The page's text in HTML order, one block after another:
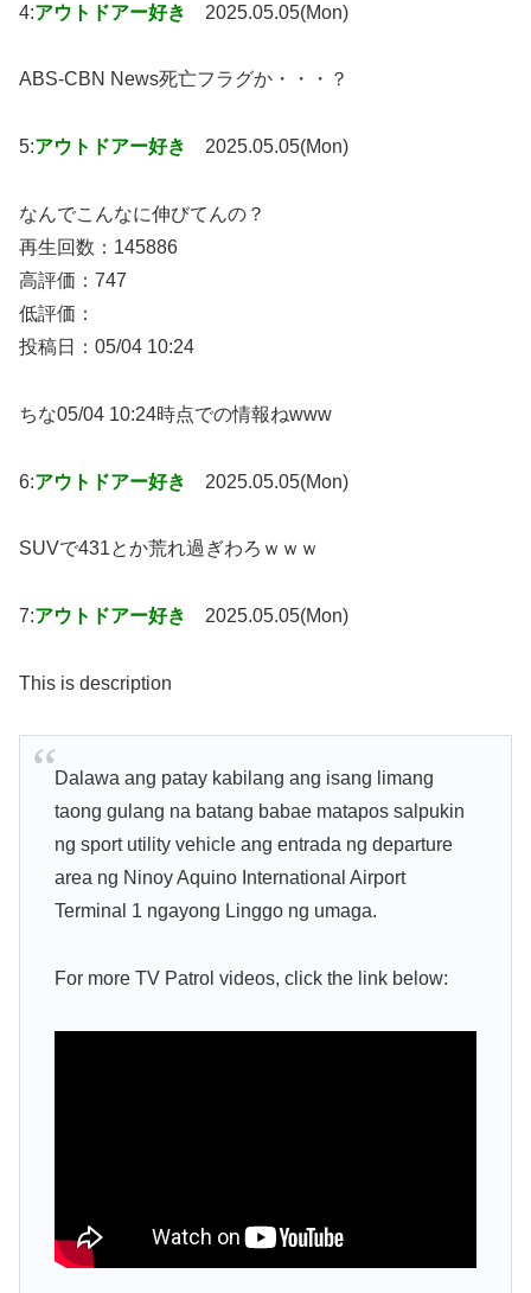
4:アウトドアー好き 2025.05.05(Mon)
ABS-CBN News死亡フラグか・・・？
5:アウトドアー好き 2025.05.05(Mon)
なんでこんなに伸びてんの？
再生回数：145886
高評価：747
低評価：
投稿日：05/04 10:24
ちな05/04 10:24時点での情報ねwww
6:アウトドアー好き 2025.05.05(Mon)
SUVで431とか荒れ過ぎわろｗｗｗ
7:アウトドアー好き 2025.05.05(Mon)
This is description
Dalawa ang patay kabilang ang isang limang
taong gulang na batang babae matapos salpukin
ng sport utility vehicle ang entrada ng departure
area ng Ninoy Aquino International Airport
Terminal 1 ngayong Linggo ng umaga.
For more TV Patrol videos, click the link below: